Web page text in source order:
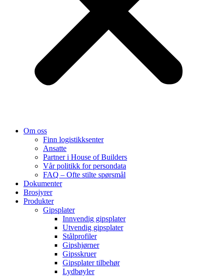
Om oss
Finn logistikksenter
Ansatte
Partner i House of Builders
Vår politikk for persondata
FAQ – Ofte stilte spørsmål
Dokumenter
Brosjyrer
Produkter
Gipsplater
Innvendig gipsplater
Utvendig gipsplater
Stålprofiler
Gipshjørner
Gipsskruer
Gipsplater tilbehør
Lydbøyler